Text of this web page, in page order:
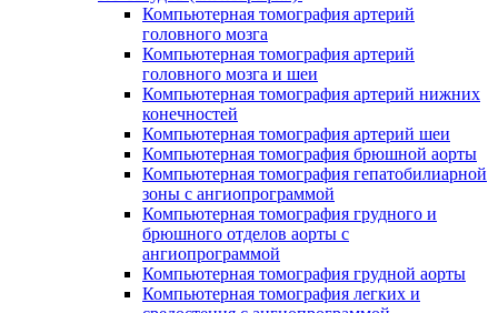
Компьютерная томография артерий
головного мозга
Компьютерная томография артерий
головного мозга и шеи
Компьютерная томография артерий нижних
конечностей
Компьютерная томография артерий шеи
Компьютерная томография брюшной аорты
Компьютерная томография гепатобилиарной
зоны с ангиопрограммой
Компьютерная томография грудного и
брюшного отделов аорты с
ангиопрограммой
Компьютерная томография грудной аорты
Компьютерная томография легких и